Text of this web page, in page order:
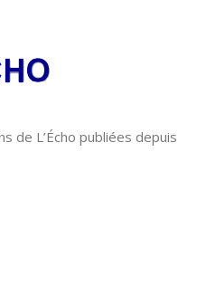
de L’Écho publiées depuis